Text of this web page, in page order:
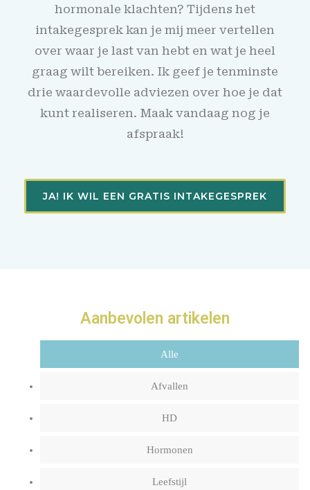
hormonale klachten? Tijdens het
intakegesprek kan je mij meer vertellen
over waar je last van hebt en wat je heel
graag wilt bereiken. Ik geef je tenminste
drie waardevolle adviezen over hoe je dat
kunt realiseren. Maak vandaag nog je
afspraak!
JA! IK WIL EEN GRATIS INTAKEGESPREK
Aanbevolen artikelen
Alle
Afvallen
HD
Hormonen
Leefstijl